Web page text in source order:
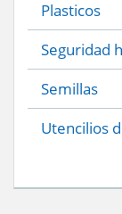
Plasticos
Seguridad
Semillas
Utencilios